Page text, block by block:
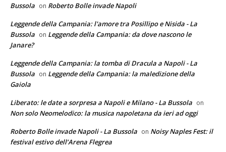
Bussola on Roberto Bolle invade Napoli
Leggende della Campania: l'amore tra Posillipo e Nisida - La
Bussola on Leggende della Campania: da dove nascono le
Janare?
Leggende della Campania: la tomba di Dracula a Napoli - La
Bussola on Leggende della Campania: la maledizione della
Gaiola
Liberato: le date a sorpresa a Napoli e Milano - La Bussola on
Non solo Neomelodico: la musica napoletana da ieri ad oggi
Roberto Bolle invade Napoli - La Bussola on Noisy Naples Fest: il
festival estivo dell’Arena Flegrea